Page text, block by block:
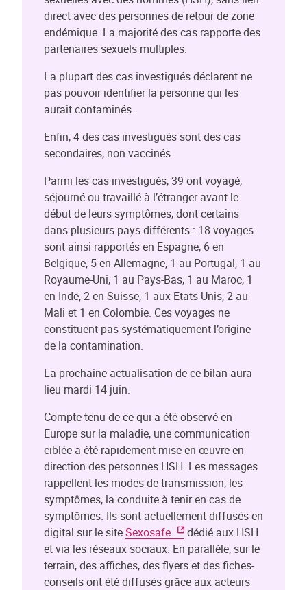
direct avec des personnes de retour de zone
endémique. La majorité des cas rapporte des
partenaires sexuels multiples.
La plupart des cas investigués déclarent ne
pas pouvoir identifier la personne qui les
aurait contaminés.
Enfin, 4 des cas investigués sont des cas
secondaires, non vaccinés.
Parmi les cas investigués, 39 ont voyagé,
séjourné ou travaillé à l’étranger avant le
début de leurs symptômes, dont certains
dans plusieurs pays différents : 18 voyages
sont ainsi rapportés en Espagne, 6 en
Belgique, 5 en Allemagne, 1 au Portugal, 1 au
Royaume-Uni, 1 au Pays-Bas, 1 au Maroc, 1
en Inde, 2 en Suisse, 1 aux Etats-Unis, 2 au
Mali et 1 en Colombie. Ces voyages ne
constituent pas systématiquement l’origine
de la contamination.
La prochaine actualisation de ce bilan aura
lieu mardi 14 juin.
Compte tenu de ce qui a été observé en
Europe sur la maladie, une communication
ciblée a été rapidement mise en œuvre en
direction des personnes HSH. Les messages
rappellent les modes de transmission, les
symptômes, la conduite à tenir en cas de
symptômes. Ils sont actuellement diffusés en
digital sur le siteSexosafe
dédié aux HSH
et via les réseaux sociaux. En parallèle, sur le
terrain, des affiches, des flyers et des fiches-
conseils ont été diffusés grâce aux acteurs